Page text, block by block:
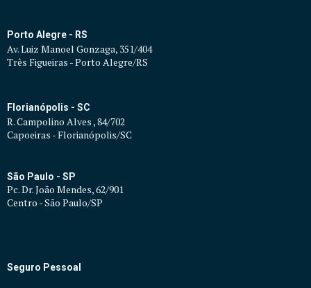
Porto Alegre - RS
Av. Luiz Manoel Gonzaga, 351/404
Três Figueiras - Porto Alegre/RS
Florianópolis - SC
R. Campolino Alves , 84/702
Capoeiras - Florianópolis/SC
São Paulo - SP
Pc. Dr. João Mendes, 62/901
Centro - São Paulo/SP
Seguro Pessoal